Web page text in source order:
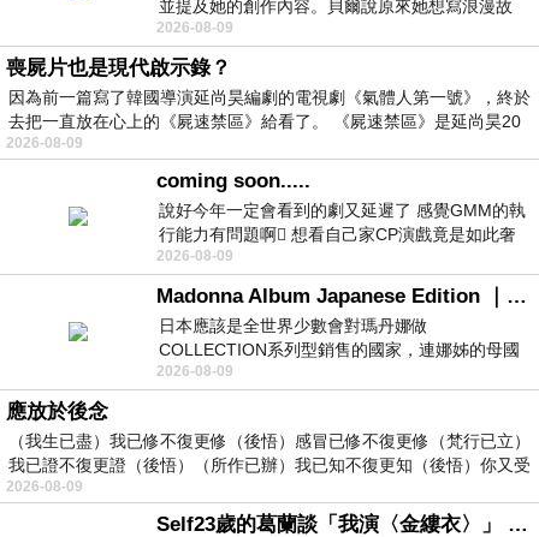
並提及她的創作內容。貝爾說原來她想寫浪漫故
事，妮琪回應：「不是浪漫故事，是愛情
2026-08-09
喪屍片也是現代啟示錄？
因為前一篇寫了韓國導演延尚昊編劇的電視劇《氣體人第一號》，終於
去把一直放在心上的《屍速禁區》給看了。 《屍速禁區》是延尚昊20
2026-08-09
coming soon.....
說好今年一定會看到的劇又延遲了 感覺GMM的執
行能力有問題啊🫩 想看自己家CP演戲竟是如此奢
侈的事 GMM你說看看啊😑 先把劇放
2026-08-09
Madonna Album Japanese Edition ｜瑪丹娜專輯們2026年日本版重發系列
日本應該是全世界少數會對瑪丹娜做
COLLECTION系列型銷售的國家，連娜姊的母國
美國都沒對她這樣過，這全拜在他們到現在唱片
2026-08-09
應放於後念
（我生已盡）我已修不復更修（後悟）感冒已修不復更修（梵行已立）
我已證不復更證（後悟）（所作已辦）我已知不復更知（後悟）你又受
2026-08-09
Self23歲的葛蘭談「我演〈金縷衣〉」 #戀上老電影 #粟子 #葛蘭